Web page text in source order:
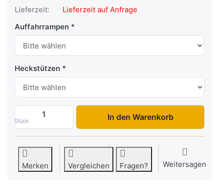
Lieferzeit:
Lieferzeit auf Anfrage
Auffahrrampen
Heckstützen
Stück
TI 4020/3 zu 9.299,00 €, Menge 1.
In den Warenkorb
Merken Vergleichen Fragen? Weitersagen